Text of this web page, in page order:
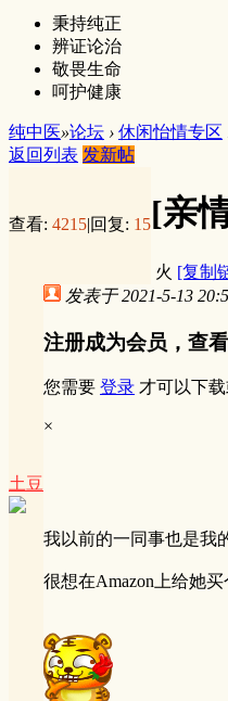
秉持纯正
辨证论治
敬畏生命
呵护健康
纯中医»论坛 › 休闲怡情专区
返回列表 发新帖
查看: 4215|回复: 15[亲
火 [复制
土豆
发表于 2021-5-13
注册成为会员，查
您需要 登录 才可以下
×
我以前的一同事也是我
很想在Amazon上给她